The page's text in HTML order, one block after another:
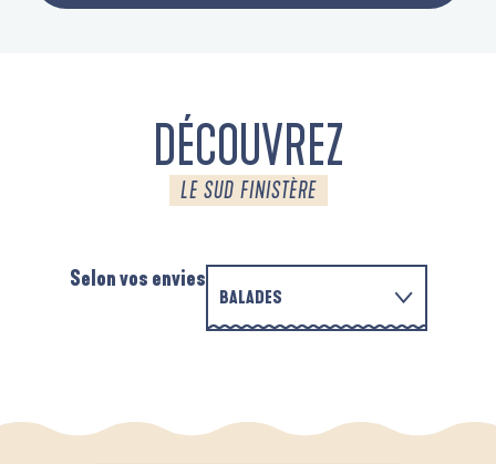
DÉCOUVREZ
LE SUD FINISTÈRE
Selon vos envies
BALADES
QUAND IL PLEUT